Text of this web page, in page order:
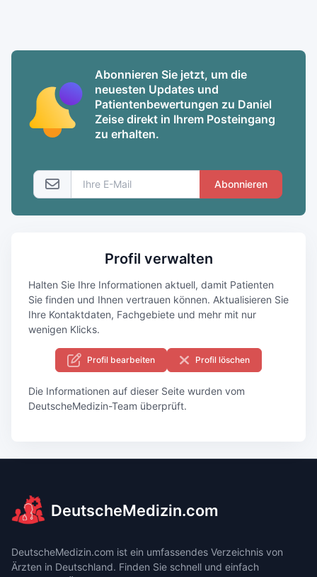
Abonnieren Sie jetzt, um die
neuesten Updates und
Patientenbewertungen zu Daniel
Zeise direkt in Ihrem Posteingang
zu erhalten.
Abonnieren
Profil verwalten
Halten Sie Ihre Informationen aktuell, damit Patienten
Sie finden und Ihnen vertrauen können. Aktualisieren Sie
Ihre Kontaktdaten, Fachgebiete und mehr mit nur
wenigen Klicks.
Profil bearbeiten Profil löschen
Die Informationen auf dieser Seite wurden vom
DeutscheMedizin-Team überprüft.
DeutscheMedizin.com
DeutscheMedizin.com ist ein umfassendes Verzeichnis von
Ärzten in Deutschland. Finden Sie schnell und einfach